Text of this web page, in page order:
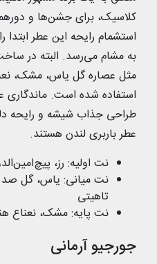
کلاسیک، برای جشن‌ها و
استشمام رایحه این عطر ابتدا
به مشام می‌رسد. البته در
مثل عصاره گل یاس، مشک،
استفاده شده است.
طراحی جذاب شیشه و رایحه
عطر باربری لندن هستند.
نت اولیه: رز،
نت میانی: یاس، گل صد
تاهیتی
نت پایه: مشک،
جورجیو آرمانی